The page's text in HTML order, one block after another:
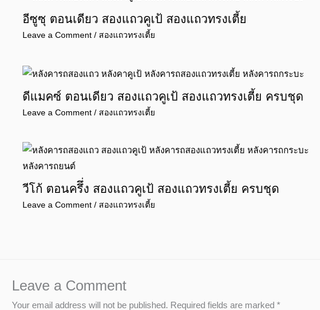
อีซูซุ ตอนเดียว สองแถวคูเป้ สองแถวทรงเตี้ย
Leave a Comment / สองแถวทรงเตี้ย
ดีแมคซ์ ตอนเดียว สองแถวคูเป้ สองแถวทรงเตี้ย ครบชุด
Leave a Comment / สองแถวทรงเตี้ย
วีโก้ ตอนครึึ่ง สองแถวคูเป้ สองแถวทรงเตี้ย ครบชุด
Leave a Comment / สองแถวทรงเตี้ย
Leave a Comment
Your email address will not be published. Required fields are marked *